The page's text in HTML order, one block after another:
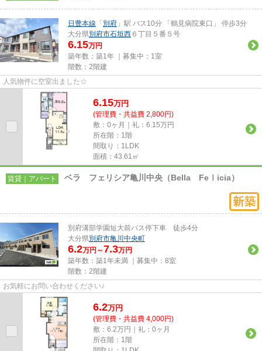
日豊本線 「 別府 」駅 バス10分 「鶴見病院東口」 停歩3分
大分県別府市石垣西 ６丁目５番５号
6.15万円
築年数：築1年 ｜募集中： 1室
階数：2階建
人気物件に空室出ました☆
6.15万円
(管理費・共益費 2,800円)
敷：0ヶ月｜礼：6.15万円
所在階：1階
間取り：1LDK
面積：43.61㎡
賃貸｜アパート ベラ フェリシア亀川中央（Bella Feｌicia）
別府溝部学園短大前バス停下車 徒歩4分
大分県別府市亀川中央町
6.2万円～7.3万円
築年数：築1年未満 ｜募集中： 8室
階数：2階建
お気軽にお問い合わせください♪
6.2万円
(管理費・共益費 4,000円)
敷：6.2万円｜礼：0ヶ月
所在階：1階